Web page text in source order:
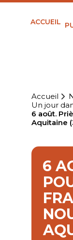
ACCUEIL
Accueil
Un jour
6 août.
Aquitaine
6